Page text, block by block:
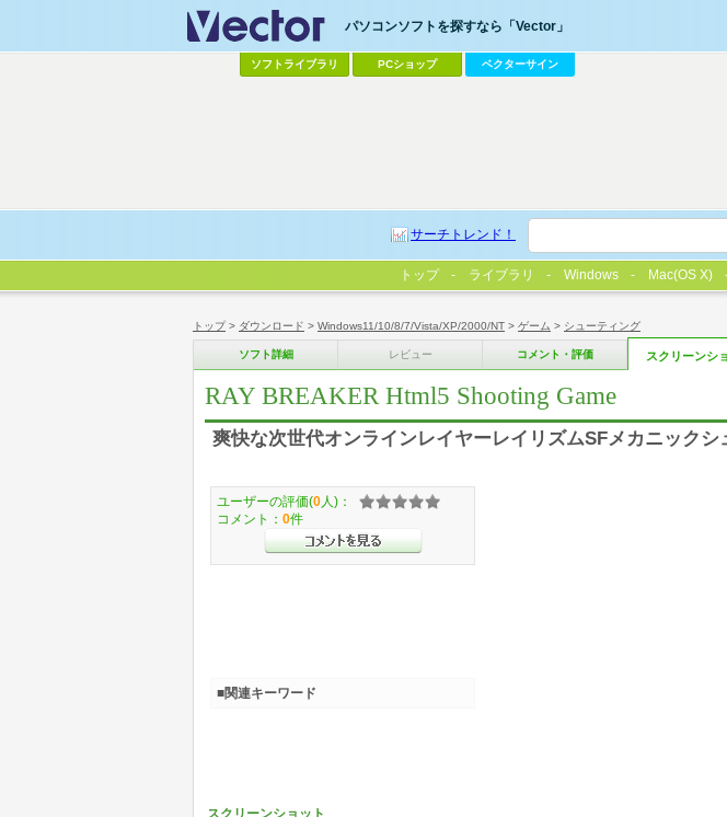
トップ> ダウンロード > Windows11/10/8/7/Vista/XP/2000/NT > ゲーム > シューティング
ソフト詳細 レビュー コメント・評価 スクリーンシ
RAY BREAKER Html5 Shooting Game
爽快な次世代オンラインレイヤーレイリズムSFメカニックシ
スクリーンショット
ユーザーの評価(0 人)：
コメント： 0件
■関連キーワード
パソコンソフトを探すなら「Vector」
ソフトライブラリ PCショップ ベクターサイン
サーチトレンド！
トップ ライブラリ Windows Mac(OS X)